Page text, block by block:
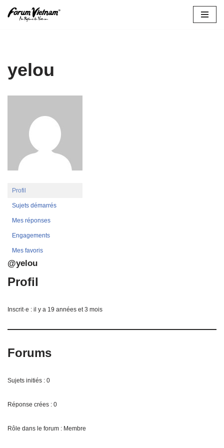
yelou
Profil
Sujets démarrés
Mes réponses
Engagements
Mes favoris
@yelou
Profil
Inscrit·e : il y a 19 années et 3 mois
Forums
Sujets initiés : 0
Réponse crées : 0
Rôle dans le forum : Membre